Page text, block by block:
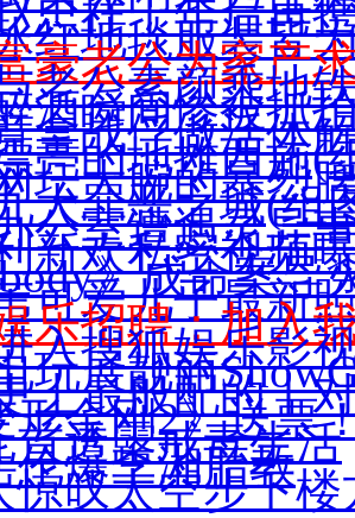
忠祥十年后再
红地毯服装皆
豪老公为家产
老公素颜乘地
酒瞬间惨被抓
拿战俘做活体
亮的地摊西施(
坛大腕的暴烈
大罪恶之城(组
公室遭遇灵异
新欢私密视频
》成命案导
可爱儿子最新
乐招聘：加入
入搜狐娱乐影
玩展靓丽
上最般配的十
形金刚2》送票
首透露戒毒生活
伦爆李湘胎教
惊叹太空步下楼